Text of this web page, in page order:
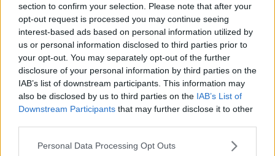
section to confirm your selection. Please note that after your
opt-out request is processed you may continue seeing
interest-based ads based on personal information utilized by
us or personal information disclosed to third parties prior to
your opt-out. You may separately opt-out of the further
disclosure of your personal information by third parties on the
IAB’s list of downstream participants. This information may
also be disclosed by us to third parties on the IAB’s List of
Downstream Participants that may further disclose it to other
Personal Data Processing Opt Outs
Jetzt kostenlos den RadsportAktuell-
Newsletter abonnieren!
Nachdem du auf „Abonnieren“ geklickt hast,
erhältst du sofort eine E-Mail von uns. Bei
einigen Lesern landet diese im Spam-
Ordner – überprüfe ihn daher bitte ebenfalls.
Alle wichtigen News, Ergebnisse und
Rennvorschauen – täglich kompakt per E-